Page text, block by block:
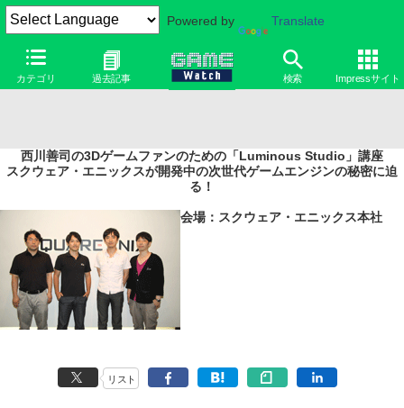
Powered by Translate
カテゴリ 過去記事 検索 Impressサイト
西川善司の3Dゲームファンのための「Luminous Studio」講座
スクウェア・エニックスが開発中の次世代ゲームエンジンの秘密に迫
る！
会場：スクウェア・エニックス本社
リスト